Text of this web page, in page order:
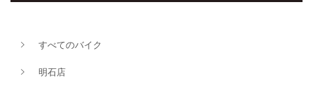
すべてのバイク
明石店
新車